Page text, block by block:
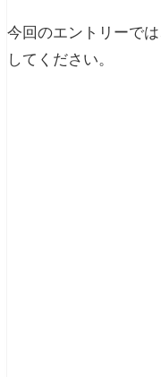
今回のエントリーで
してください。